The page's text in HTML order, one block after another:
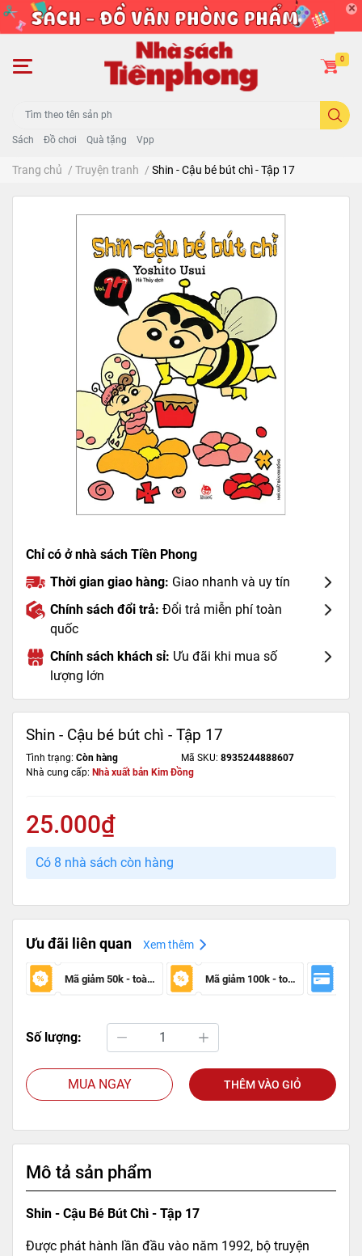
Sách Đồ chơi Quà tặng Vpp
0
Trang chủ / Truyện tranh / Shin - Cậu bé bút chì - Tập 17
Chỉ có ở nhà sách Tiền Phong
Thời gian giao hàng: Giao nhanh và uy tín
Chính sách đổi trả: Đổi trả miễn phí toàn
quốc
Chính sách khách sỉ: Ưu đãi khi mua số
lượng lớn
Shin - Cậu bé bút chì - Tập 17
Tình trạng: Còn hàng Mã SKU: 8935244888607
Nhà cung cấp: Nhà xuất bản Kim Đồng
25.000₫
Có 8 nhà sách còn hàng
Ưu đãi liên quan Xem thêm
Mã giảm 50k - toàn sàn Mã giảm 100k - toàn sàn
Số lượng:
MUA NGAY THÊM VÀO GIỎ
Mô tả sản phẩm
Shin - Cậu Bé Bút Chì - Tập 17
Được phát hành lần đầu vào năm 1992, bộ truyện